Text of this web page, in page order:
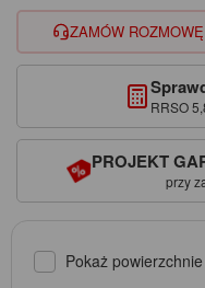
ZAMÓW ROZMOWĘ
RRSO
PROJEKT
przy
Pokaż